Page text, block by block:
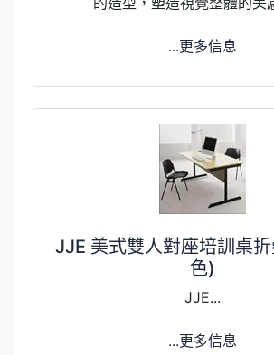
...更多信息
JJE 美式雙人對座培訓桌
色)
JJE...
...更多信息